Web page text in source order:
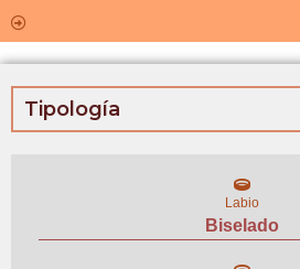
Tipología
Labio
Biselado